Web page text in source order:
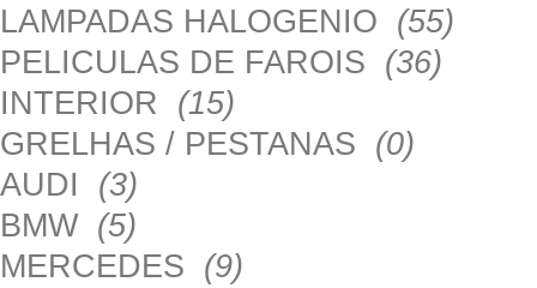
LAMPADAS HALOGENIO (55)
PELICULAS DE FAROIS (36)
INTERIOR (15)
GRELHAS / PESTANAS (0)
AUDI (3)
BMW (5)
MERCEDES (9)